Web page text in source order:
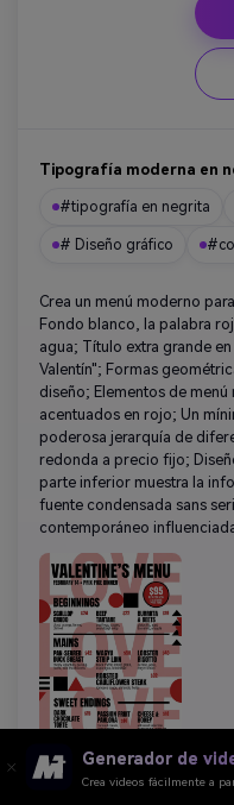
Tipografía moderna en
#tipografía en negrita
# Diseño gráfico
Crea un menú moderno
Fondo blanco, la palabra
agua; Título extra grande
Valentín"; Formas
diseño; Elementos de
acentuados en rojo; Un
poderosa jerarquía de
redonda a precio fijo;
parte inferior muestra la
fuente condensada sans
contemporáneo
Generador de
Crea videos fácilmente a